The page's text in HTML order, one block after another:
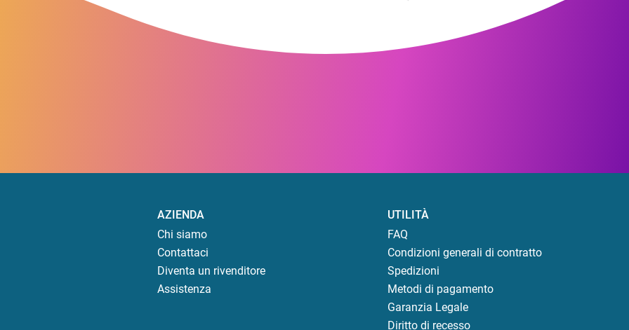
AZIENDA
Chi siamo
Contattaci
Diventa un rivenditore
Assistenza
UTILITÀ
FAQ
Condizioni generali di contratto
Spedizioni
Metodi di pagamento
Garanzia Legale
Diritto di recesso